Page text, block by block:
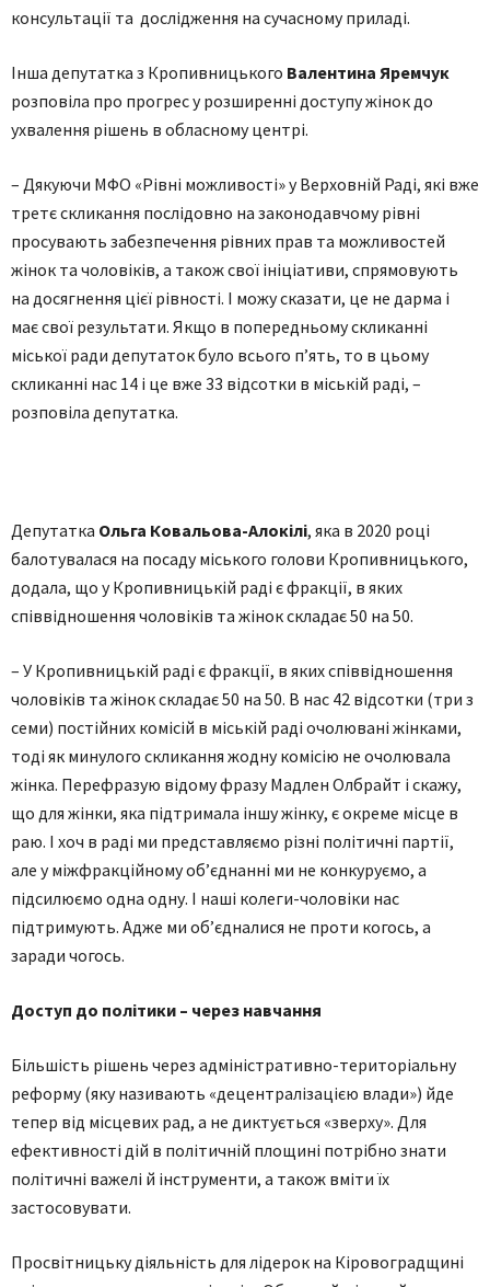
консультації та дослідження на сучасному приладі.
Інша депутатка з Кропивницького Валентина Яремчук
розповіла про прогрес у розширенні доступу жінок до
ухвалення рішень в обласному центрі.
– Дякуючи МФО «Рівні можливості» у Верховній Раді, які вже
третє скликання послідовно на законодавчому рівні
просувають забезпечення рівних прав та можливостей
жінок та чоловіків, а також свої ініціативи, спрямовують
на досягнення цієї рівності. І можу сказати, це не дарма і
має свої результати. Якщо в попередньому скликанні
міської ради депутаток було всього п’ять, то в цьому
скликанні нас 14 і це вже 33 відсотки в міській раді, –
розповіла депутатка.
Депутатка Ольга Ковальова-Алокілі, яка в 2020 році
балотувалася на посаду міського голови Кропивницького,
додала, що у Кропивницькій раді є фракції, в яких
співвідношення чоловіків та жінок складає 50 на 50.
– У Кропивницькій раді є фракції, в яких співвідношення
чоловіків та жінок складає 50 на 50. В нас 42 відсотки (три з
семи) постійних комісій в міській раді очолювані жінками,
тоді як минулого скликання жодну комісію не очолювала
жінка. Перефразую відому фразу Мадлен Олбрайт і скажу,
що для жінки, яка підтримала іншу жінку, є окреме місце в
раю. І хоч в раді ми представляємо різні політичні партії,
але у міжфракційному об’єднанні ми не конкуруємо, а
підсилюємо одна одну. І наші колеги-чоловіки нас
підтримують. Адже ми об’єдналися не проти когось, а
заради чогось.
Доступ до політики – через навчання
Більшість рішень через адміністративно-територіальну
реформу (яку називають «децентралізацією влади») йде
тепер від місцевих рад, а не диктується «зверху». Для
ефективності дій в політичній площині потрібно знати
політичні важелі й інструменти, а також вміти їх
застосовувати.
Просвітницьку діяльність для лідерок на Кіровоградщині